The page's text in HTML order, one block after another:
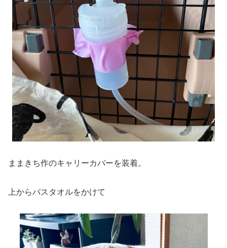
ままきち作のキャリーカバーを装着。
上からバスタオルをかけて